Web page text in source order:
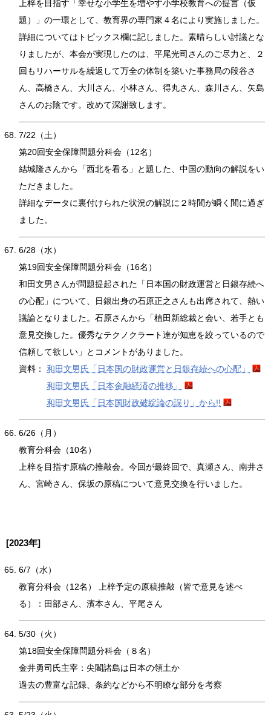
上梓を目指す「幸せな小学生を増やす小学校教育への提言（仮
題）」の一環として、教育界の専門家４名により実施しました。
詳細についてはトピックス欄に記しました。素晴らしい討議とな
りましたが、本会が実現したのは、平尾光司さんのご尽力と、２
回もリハーサルを繰返して万全の体制を築いた事務局の段谷さ
ん、高橋さん、大川さん、小林さん、得丸さん、森川さん、矢島
さんのお陰です。改めて深謝致します。
7/22（土）
第20回安全保障問題分科会（12名）
結城隆さんから「西北を看る」と題した、中国の動向の解説をい
ただきました。
詳細なデータに裏付けられた状況の解説に２時間が瞬く間に過ぎ
ました。
6/28（水）
第19回安全保障問題分科会（16名）
和田文男さんが問題提起された「日本国の財政運営と日銀存続へ
の心配」について、日銀出身の石原正之さんも出席されて、熱い
議論となりました。石原さんから「植田新総裁と会い、若手とも
意見交換した。優秀なテクノクラート達が知恵を絞っているので
信頼して欲しい」とコメントがありました。
資料： 和田文男氏「日本国の財政運営と日銀存続への心配」
和田文男氏「日本金融経済の推移」
和田文男氏「日本国財政破綻論の誤り」から!!
6/26（月）
教育分科会（10名）
上梓を目指す原稿の推敲会。今回が最終回で、真瀬さん、南井さ
ん、宮崎さん、保坂の原稿について意見交換を行いました。
[2023年]
6/7（水）
教育分科会（12名） 上梓予定の原稿推敲（皆で意見を述べ
る）：田部さん、濱本さん、平尾さん
5/30（火）
第18回安全保障問題分科会（８名）
金井勇司氏主宰：尖閣諸島は日本の領土か
過去の豊富な記録、条約などから不明瞭な部分を考察